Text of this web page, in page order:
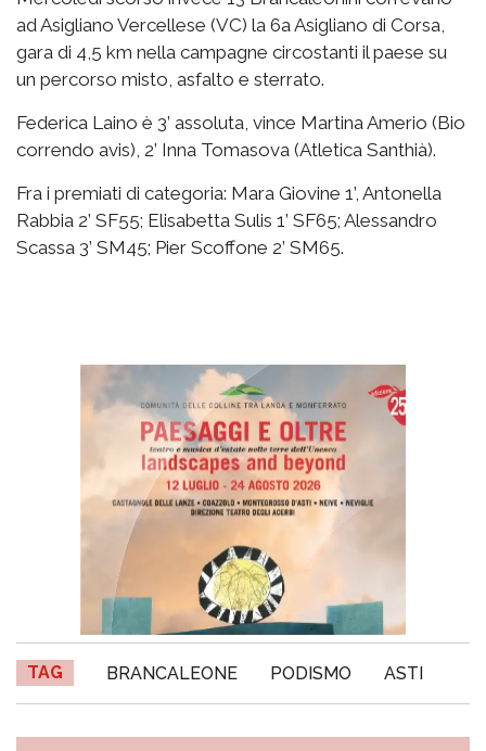
ad Asigliano Vercellese (VC) la 6a Asigliano di Corsa,
gara di 4,5 km nella campagne circostanti il paese su
un percorso misto, asfalto e sterrato.
Federica Laino è 3’ assoluta, vince Martina Amerio (Bio
correndo avis), 2’ Inna Tomasova (Atletica Santhià).
Fra i premiati di categoria: Mara Giovine 1’, Antonella
Rabbia 2’ SF55; Elisabetta Sulis 1’ SF65; Alessandro
Scassa 3’ SM45; Pier Scoffone 2’ SM65.
TAG BRANCALEONE PODISMO ASTI